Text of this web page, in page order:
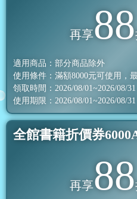
再享88
適用商品：部分商品除外
使用條件：滿額8000元可使用，
領取時間：2026/08/01~2026/08/31
使用期限：2026/08/01~2026/08/31
全館書籍折價券
再享88